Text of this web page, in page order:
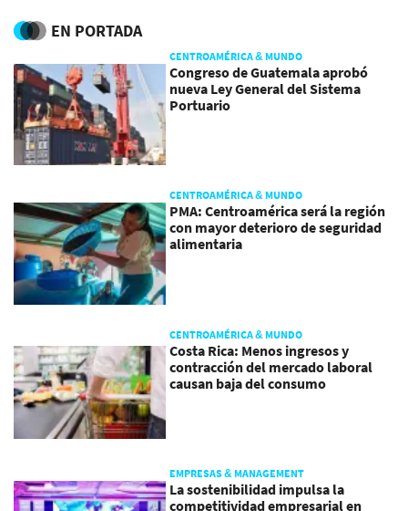
EN PORTADA
CENTROAMÉRICA & MUNDO
Congreso de Guatemala aprobó
nueva Ley General del Sistema
Portuario
CENTROAMÉRICA & MUNDO
PMA: Centroamérica será la región
con mayor deterioro de seguridad
alimentaria
CENTROAMÉRICA & MUNDO
Costa Rica: Menos ingresos y
contracción del mercado laboral
causan baja del consumo
EMPRESAS & MANAGEMENT
La sostenibilidad impulsa la
competitividad empresarial en